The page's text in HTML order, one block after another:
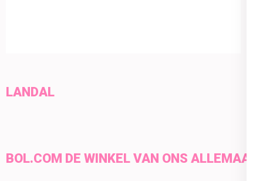
LANDAL
BOL.COM DE WINKEL VAN ONS ALLEMAAL